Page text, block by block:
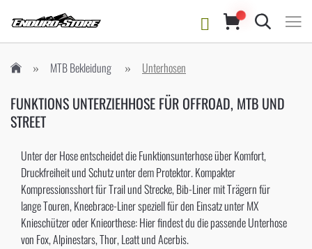
Suche
MTB Bekleidung Unterhosen
FUNKTIONS UNTERZIEHHOSE FÜR OFFROAD, MTB UND
STREET
Unter der Hose entscheidet die Funktionsunterhose über Komfort,
Druckfreiheit und Schutz unter dem Protektor. Kompakter
Kompressionsshort für Trail und Strecke, Bib-Liner mit Trägern für
lange Touren, Kneebrace-Liner speziell für den Einsatz unter MX
Knieschützer oder Knieorthese: Hier findest du die passende Unterhose
von Fox, Alpinestars, Thor, Leatt und Acerbis.